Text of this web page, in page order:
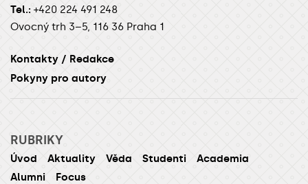
Tel.: +420 224 491 248
Ovocný trh 3–5, 116 36 Praha 1
Kontakty / Redakce
Pokyny pro autory
RUBRIKY
Úvod Aktuality Věda Studenti
Academia
Alumni
Focus